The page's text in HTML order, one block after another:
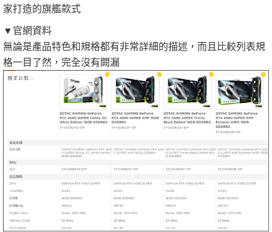
家打造的旗艦款式
▼官網資料
無論是產品特色和規格都有非常詳細的描述，而且比較列表規
格一目了然，完全沒有闕漏